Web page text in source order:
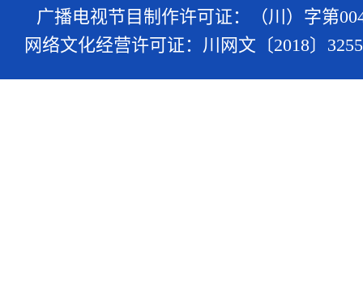
广播电视节目制作许可证：（川）字第
网络文化经营许可证：川网文〔2018〕